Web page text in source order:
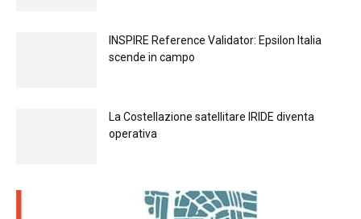
INSPIRE Reference Validator: Epsilon Italia
scende in campo
La Costellazione satellitare IRIDE diventa
operativa